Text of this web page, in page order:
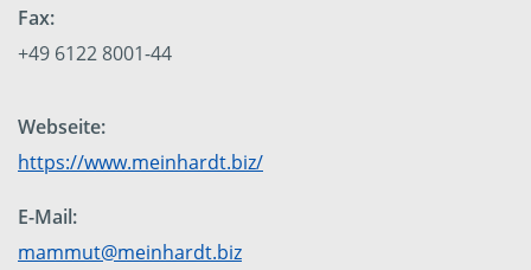
Fax:
+49 6122 8001-44
Webseite:
https://www.meinhardt.biz/
E-Mail:
mammut@meinhardt.biz